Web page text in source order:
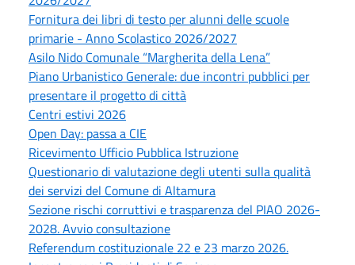
Fornitura dei libri di testo per alunni delle scuole
primarie - Anno Scolastico 2026/2027
Asilo Nido Comunale “Margherita della Lena”
Piano Urbanistico Generale: due incontri pubblici per
presentare il progetto di città
Centri estivi 2026
Open Day: passa a CIE
Ricevimento Ufficio Pubblica Istruzione
Questionario di valutazione degli utenti sulla qualità
dei servizi del Comune di Altamura
Sezione rischi corruttivi e trasparenza del PIAO 2026-
2028. Avvio consultazione
Referendum costituzionale 22 e 23 marzo 2026.